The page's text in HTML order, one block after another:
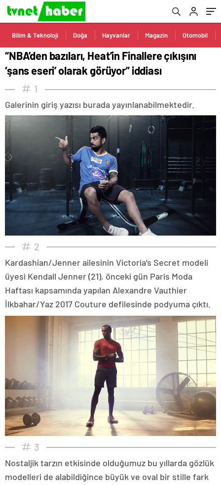
Bilim & Teknoloji Doğa Hayvanlar Magazin Otomobil
“NBA’den bazıları, Heat’in Finallere çıkışını
‘şans eseri’ olarak görüyor” iddiası
1
Galerinin giriş yazısı burada yayınlanabilmektedir.
2
Kardashian/Jenner ailesinin Victoria’s Secret modeli
üyesi Kendall Jenner (21), önceki gün Paris Moda
Haftası kapsamında yapılan Alexandre Vauthier
İlkbahar/Yaz 2017 Couture defilesinde podyuma çıktı.
3
Nostaljik tarzın etkisinde olduğumuz bu yıllarda gözlük
modelleri de alabildiğince büyük ve oval bir stille fark